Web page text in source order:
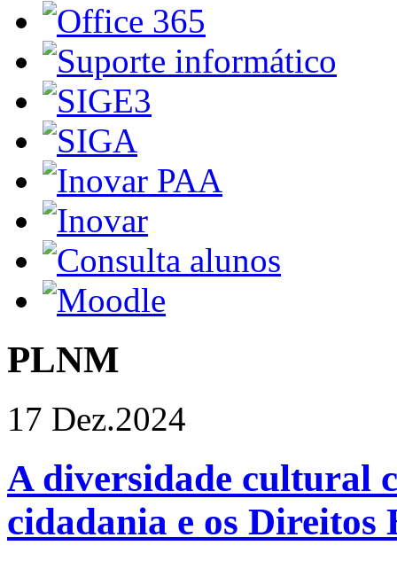
PLNM
17 Dez.2024
A diversidade cultural
cidadania e os Direitos